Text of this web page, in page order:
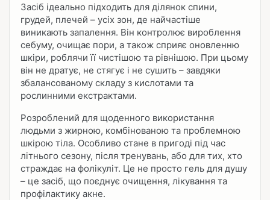
Засіб ідеально підходить для ділянок спини,
грудей, плечей – усіх зон, де найчастіше
виникають запалення. Він контролює вироблення
себуму, очищає пори, а також сприяє оновленню
шкіри, роблячи її чистішою та рівнішою. При цьому
він не дратує, не стягує і не сушить – завдяки
збалансованому складу з кислотами та
рослинними екстрактами.
Розроблений для щоденного використання
людьми з жирною, комбінованою та проблемною
шкірою тіла. Особливо стане в пригоді під час
літнього сезону, після тренувань, або для тих, хто
страждає на фолікуліт. Це не просто гель для душу
– це засіб, що поєднує очищення, лікування та
профілактику акне.